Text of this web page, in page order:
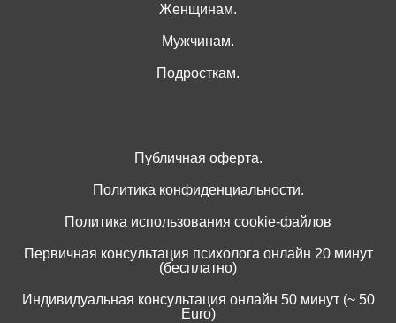
Женщинам.
Мужчинам.
Подросткам.
Публичная оферта.
Политика конфиденциальности.
Политика использования cookie-файлов
Первичная консультация психолога онлайн 20 минут
(бесплатно)
Индивидуальная консультация онлайн 50 минут (~ 50
Euro)